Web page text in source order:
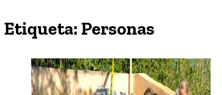
Etiqueta: Personas